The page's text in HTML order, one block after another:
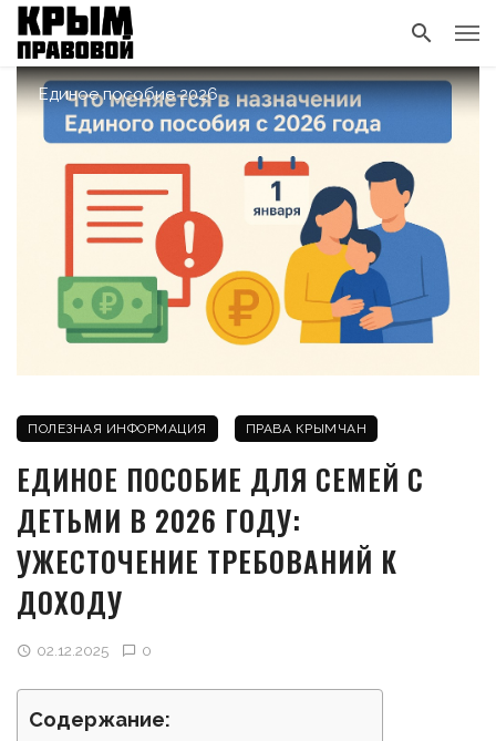
Единое пособие 2026
ПОЛЕЗНАЯ ИНФОРМАЦИЯ ПРАВА КРЫМЧАН
ЕДИНОЕ ПОСОБИЕ ДЛЯ СЕМЕЙ С
ДЕТЬМИ В 2026 ГОДУ:
УЖЕСТОЧЕНИЕ ТРЕБОВАНИЙ К
ДОХОДУ
02.12.2025 0
Содержание: